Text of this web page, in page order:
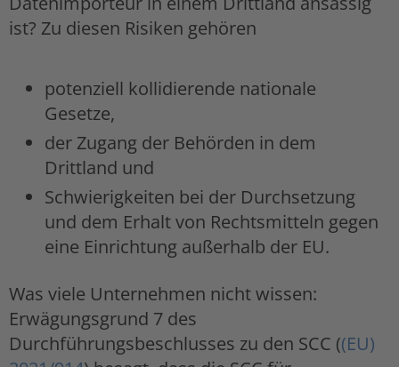
ist? Zu diesen Risiken gehören
potenziell kollidierende nationale
Gesetze,
der Zugang der Behörden in dem
Drittland und
Schwierigkeiten bei der Durchsetzung
und dem Erhalt von Rechtsmitteln gegen
eine Einrichtung außerhalb der EU.
Was viele Unternehmen nicht wissen:
Erwägungsgrund 7 des
Durchführungsbeschlusses zu den SCC ((EU)